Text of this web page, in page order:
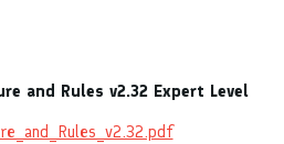
and Rules v2.32 Expert Level